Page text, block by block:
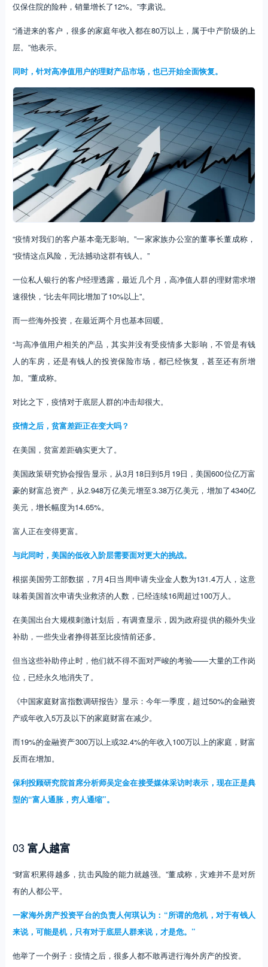
仅保住院的险种，销量增长了12%。”李肃说。
“涌进来的客户，很多的家庭年收入都在80万以上，属于中产阶级的上
层。”他表示。
同时，针对高净值用户的理财产品市场，也已开始全面恢复。
“疫情对我们的客户基本毫无影响。”一家家族办公室的董事长董成称，
“疫情这点风险，无法撼动这群有钱人。”
一位私人银行的客户经理透露，最近几个月，高净值人群的理财需求增
速很快，“比去年同比增加了10%以上”。
而一些海外投资，在最近两个月也基本回暖。
“与高净值用户相关的产品，其实并没有受疫情多大影响，不管是有钱
人的车房，还是有钱人的投资保险市场，都已经恢复，甚至还有所增
加。”董成称。
对比之下，疫情对于底层人群的冲击却很大。
疫情之后，贫富差距正在变大吗？
在美国，贫富差距确实更大了。
美国政策研究协会报告显示，从3月18日到5月19日，美国600位亿万富
豪的财富总资产，从2.948万亿美元增至3.38万亿美元，增加了4340亿
美元，增长幅度为14.65%。
富人正在变得更富。
与此同时，美国的低收入阶层需要面对更大的挑战。
根据美国劳工部数据，7月4日当周申请失业金人数为131.4万人，这意
味着美国首次申请失业救济的人数，已经连续16周超过100万人。
在美国出台大规模刺激计划后，有调查显示，因为政府提供的额外失业
补助，一些失业者挣得甚至比疫情前还多。
但当这些补助停止时，他们就不得不面对严峻的考验——大量的工作岗
位，已经永久地消失了。
《中国家庭财富指数调研报告》显示：今年一季度，超过50%的金融资
产或年收入5万及以下的家庭财富在减少。
而19%的金融资产300万以上或32.4%的年收入100万以上的家庭，财富
反而在增加。
保利投顾研究院首席分析师吴定金在接受媒体采访时表示，现在正是典
型的“富人通胀，穷人通缩”。
03 富人越富
“财富积累得越多，抗击风险的能力就越强。”董成称，灾难并不是对所
有的人都公平。
一家海外房产投资平台的负责人何琪认为：“所谓的危机，对于有钱人
来说，可能是机，只有对于底层人群来说，才是危。”
他举了一个例子：疫情之后，很多人都不敢再进行海外房产的投资。